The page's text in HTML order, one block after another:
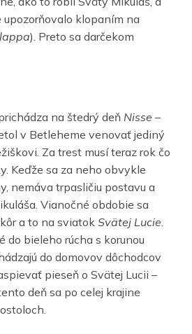
upozorňovalo klopaním na
). Preto sa darčekom
na štedrý deň Nisse –
v Betleheme venovať jediný
Za trest musí teraz rok čo
Keďže sa za neho obvykle
nemáva trpasličiu postavu a
Vianočné obdobie sa
a to na sviatok Svätej Lucie
do bieleho rúcha s korunou
do domovov dôchodcov
pieseň o Svätej Lucii –
deň sa po celej krajine